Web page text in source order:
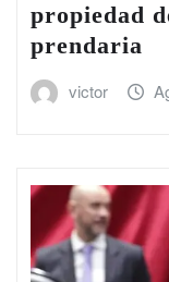
propiedad
prendaria
victor